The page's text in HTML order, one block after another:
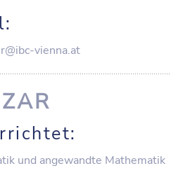
vienna.at
und angewandte Mathematik